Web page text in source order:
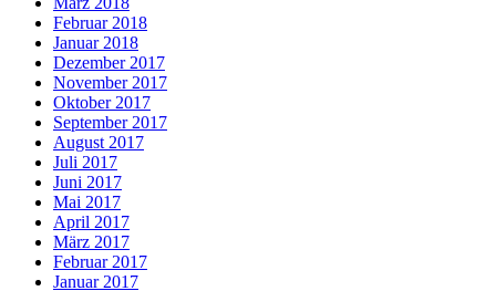
Februar 2018
Januar 2018
Dezember 2017
November 2017
Oktober 2017
September 2017
August 2017
Juli 2017
Juni 2017
Mai 2017
April 2017
März 2017
Februar 2017
Januar 2017